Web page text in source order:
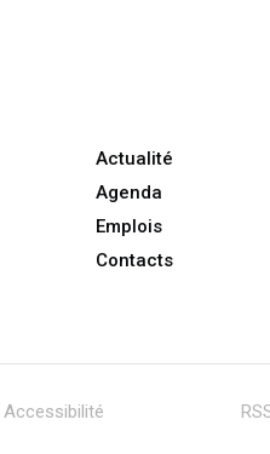
Actualité
Agenda
Emplois
Contacts
Accessibilité